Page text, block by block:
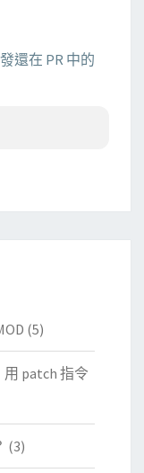
還在 PR 中的
(5)
patch 指令
(3)